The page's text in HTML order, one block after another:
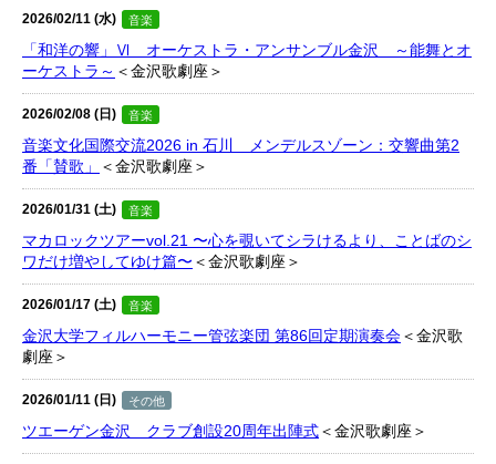
2026/02/11 (水) 音楽
「和洋の響」Ⅵ オーケストラ・アンサンブル金沢 ～能舞とオ
ーケストラ～ ＜金沢歌劇座＞
2026/02/08 (日) 音楽
音楽文化国際交流2026 in 石川 メンデルスゾーン：交響曲第2
番「賛歌」
＜金沢歌劇座＞
2026/01/31 (土) 音楽
マカロックツアーvol.21 〜心を覗いてシラけるより、ことばのシ
ワだけ増やしてゆけ篇〜 ＜金沢歌劇座＞
2026/01/17 (土) 音楽
金沢大学フィルハーモニー管弦楽団 第86回定期演奏会＜金沢歌
劇座＞
2026/01/11 (日) その他
ツエーゲン金沢 クラブ創設20周年出陣式＜金沢歌劇座＞